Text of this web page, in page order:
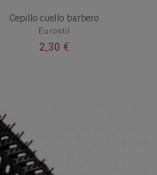
Cepillo cuello barbero
Eurostil
2,30 €